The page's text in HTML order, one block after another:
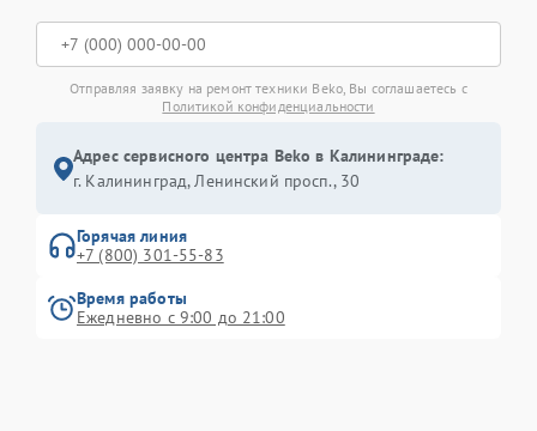
Отправляя заявку на ремонт техники Beko, Вы соглашаетесь с
Политикой конфиденциальности
Адрес сервисного центра Beko в Калининграде:
г. Калининград, Ленинский просп., 30
Горячая линия
+7 (800) 301-55-83
Время работы
Ежедневно с 9:00 до 21:00